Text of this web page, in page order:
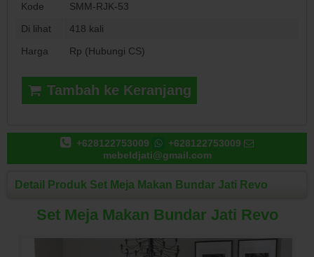
Kode
SMM-RJK-53
Di lihat
418 kali
Harga
Rp (Hubungi CS)
Tambah ke Keranjang
+628122753009
+628122753009
mebeldjati@gmail.com
Detail Produk Set Meja Makan Bundar Jati Revo
Set Meja Makan Bundar Jati Revo